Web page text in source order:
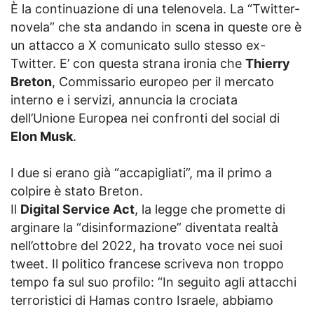
È la continuazione di una telenovela. La “Twitter-
novela” che sta andando in scena in queste ore è
un attacco a X comunicato sullo stesso ex-
Twitter. E’ con questa strana ironia che Thierry
Breton, Commissario europeo per il mercato
interno e i servizi, annuncia la crociata
dell’Unione Europea nei confronti del social di
Elon Musk.
I due si erano già “accapigliati”, ma il primo a
colpire è stato Breton.
Il Digital Service Act, la legge che promette di
arginare la “disinformazione” diventata realtà
nell’ottobre del 2022, ha trovato voce nei suoi
tweet. Il politico francese scriveva non troppo
tempo fa sul suo profilo: “In seguito agli attacchi
terroristici di Hamas contro Israele, abbiamo